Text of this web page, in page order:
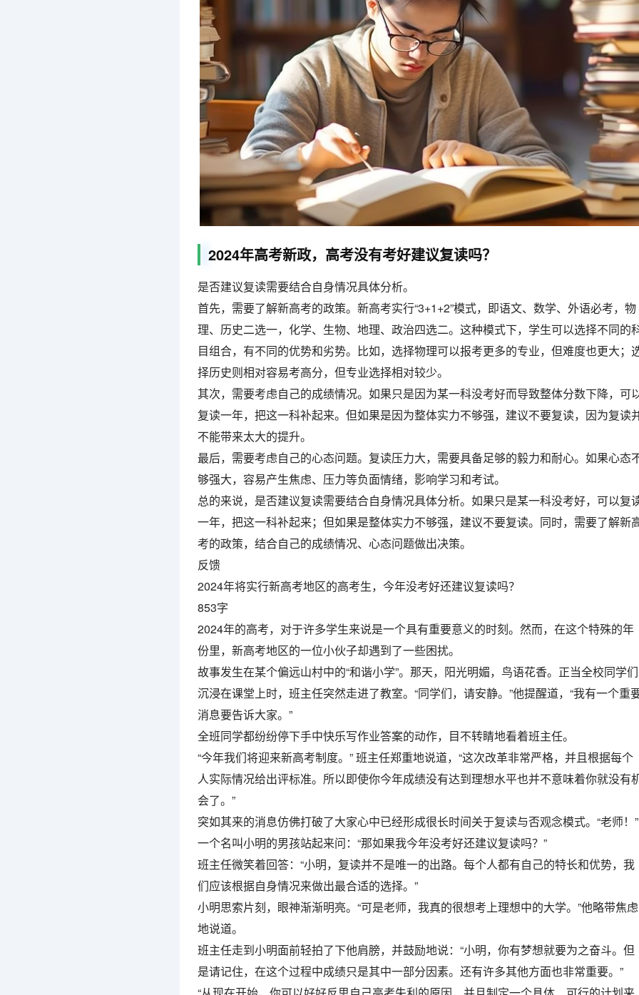
2024年高考新政，高考没有考好建议复读吗？
是否建议复读需要结合自身情况具体分析。
首先，需要了解新高考的政策。新高考实行“3+1+2”模式，即语文、数学、外语必考，物
理、历史二选一，化学、生物、地理、政治四选二。这种模式下，学生可以选择不同的
目组合，有不同的优势和劣势。比如，选择物理可以报考更多的专业，但难度也更大；
择历史则相对容易考高分，但专业选择相对较少。
其次，需要考虑自己的成绩情况。如果只是因为某一科没考好而导致整体分数下降，可
复读一年，把这一科补起来。但如果是因为整体实力不够强，建议不要复读，因为复读
不能带来太大的提升。
最后，需要考虑自己的心态问题。复读压力大，需要具备足够的毅力和耐心。如果心态
够强大，容易产生焦虑、压力等负面情绪，影响学习和考试。
总的来说，是否建议复读需要结合自身情况具体分析。如果只是某一科没考好，可以复
一年，把这一科补起来；但如果是整体实力不够强，建议不要复读。同时，需要了解新
考的政策，结合自己的成绩情况、心态问题做出决策。
反馈
2024年将实行新高考地区的高考生，今年没考好还建议复读吗？
853字
2024年的高考，对于许多学生来说是一个具有重要意义的时刻。然而，在这个特殊的年
份里，新高考地区的一位小伙子却遇到了一些困扰。
故事发生在某个偏远山村中的“和谐小学”。那天，阳光明媚，鸟语花香。正当全校同学们
沉浸在课堂上时，班主任突然走进了教室。“同学们，请安静。”他提醒道，“我有一个重
消息要告诉大家。”
全班同学都纷纷停下手中快乐写作业答案的动作，目不转睛地看着班主任。
“今年我们将迎来新高考制度。” 班主任郑重地说道，“这次改革非常严格，并且根据每个
人实际情况给出评标准。所以即使你今年成绩没有达到理想水平也并不意味着你就没有
会了。”
突如其来的消息仿佛打破了大家心中已经形成很长时间关于复读与否观念模式。“老师！”
一个名叫小明的男孩站起来问：“那如果我今年没考好还建议复读吗？”
班主任微笑着回答：“小明，复读并不是唯一的出路。每个人都有自己的特长和优势，我
们应该根据自身情况来做出最合适的选择。”
小明思索片刻，眼神渐渐明亮。“可是老师，我真的很想考上理想中的大学。”他略带焦虑
地说道。
班主任走到小明面前轻拍了下他肩膀，并鼓励地说：“小明，你有梦想就要为之奋斗。但
是请记住，在这个过程中成绩只是其中一部分因素。还有许多其他方面也非常重要。”